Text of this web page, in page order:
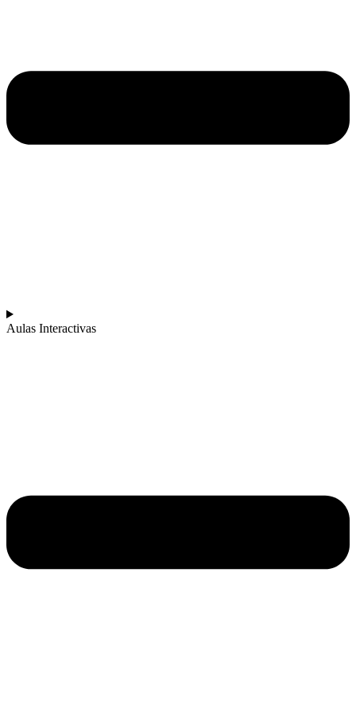
Aulas Interactivas